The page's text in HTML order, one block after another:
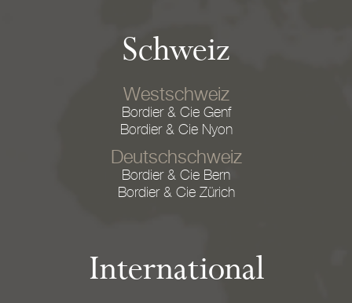
Schweiz
Westschweiz
Bordier & Cie Genf
Bordier & Cie Nyon
Deutschschweiz
Bordier & Cie Bern
Bordier & Cie Zürich
International